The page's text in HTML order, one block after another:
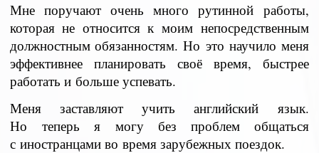
Мне поручают очень много рутинной работы,
которая не относится к моим непосредственным
должностным обязанностям. Но это научило меня
эффективнее планировать своё время, быстрее
работать и больше успевать.
Меня заставляют учить английский язык.
Но теперь я могу без проблем общаться
с иностранцами во время зарубежных поездок.